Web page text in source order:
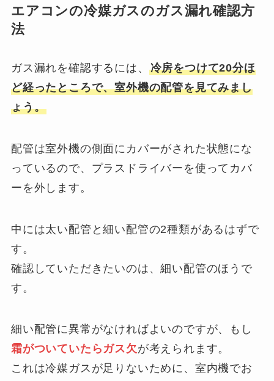
エアコンの冷媒ガスのガス漏れ確認方
法
ガス漏れを確認するには、 冷房をつけて20分ほ
ど経ったところで、室外機の配管を見てみまし
ょう。
配管は室外機の側面にカバーがされた状態にな
っているので、プラスドライバーを使ってカバ
ーを外します。
中には太い配管と細い配管の2種類があるはずで
す。
確認していただきたいのは、細い配管のほうで
す。
細い配管に異常がなければよいのですが、もし
霜がついていたらガス欠が考えられます。
これは冷媒ガスが足りないために、室内機でお